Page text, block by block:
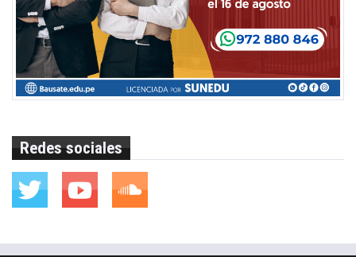
Redes sociales